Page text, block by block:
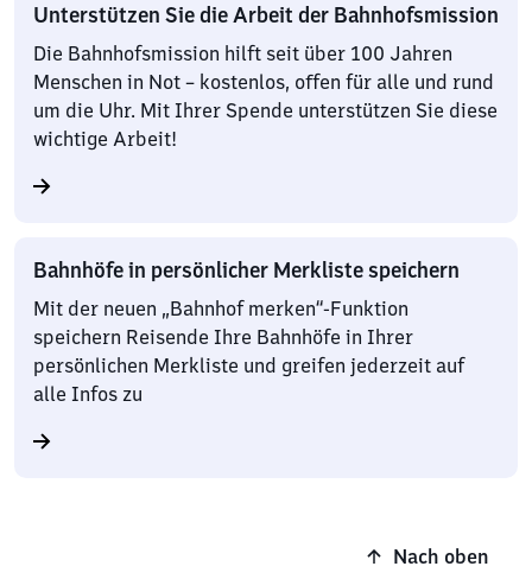
Unterstützen Sie die Arbeit der Bahnhofsmission
Die Bahnhofsmission hilft seit über 100 Jahren
Menschen in Not – kostenlos, offen für alle und rund
um die Uhr. Mit Ihrer Spende unterstützen Sie diese
wichtige Arbeit!
Bahnhöfe in persönlicher Merkliste speichern
Mit der neuen „Bahnhof merken“-Funktion
speichern Reisende Ihre Bahnhöfe in Ihrer
persönlichen Merkliste und greifen jederzeit auf
alle Infos zu
Nach oben